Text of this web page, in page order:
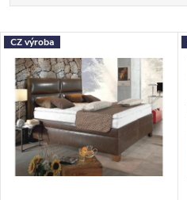
a
z
e
n
p
Nejdražší
Nejprodávanější
Abecedně
V
ý
p
s
CZ výroba